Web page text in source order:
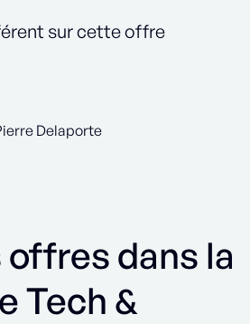
sur cette offre
Delaporte
dans la
Tech &